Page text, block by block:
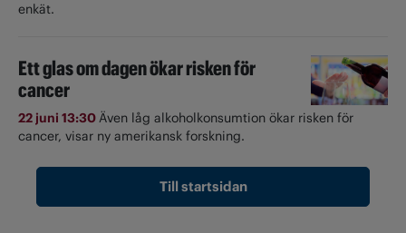
enkät.
Ett glas om dagen ökar risken för
cancer
22 juni 13:30Även låg alkoholkonsumtion ökar risken för
cancer, visar ny amerikansk forskning.
Till startsidan